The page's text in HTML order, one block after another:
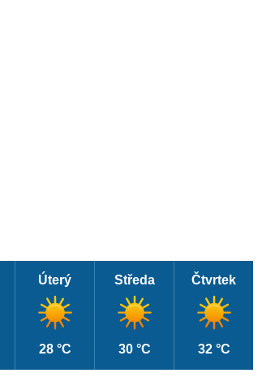
Úterý
28 °C
Středa
30 °C
Čtvrtek
32 °C